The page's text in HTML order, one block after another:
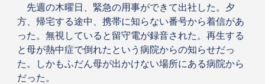
先週の木曜日、緊急の用事ができて出社した。夕
方、帰宅する途中、携帯に知らない番号から着信があ
った。無視していると留守電が録音された。再生する
と母が熱中症で倒れたという病院からの知らせだっ
た。しかもふだん母が出かけない場所にある病院から
だった。